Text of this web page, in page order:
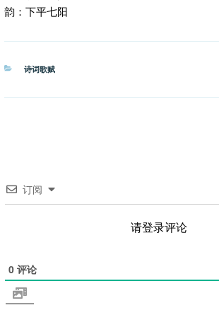
韵：下平七阳
分
诗词歌赋
订阅
请登录评论
0 评论